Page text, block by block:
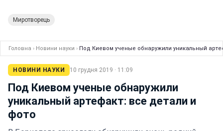
Миротворець
Головна › Новини науки › Под Киевом ученые обнаружили уникальный
НОВИНИ НАУКИ 10 грудня 2019 · 11:09
Под Киевом ученые обнаружили
уникальный артефакт: все детали и
фото